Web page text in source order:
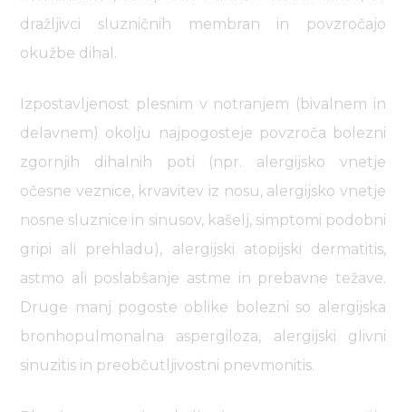
dražljivci sluzničnih membran in povzročajo
okužbe dihal.
Izpostavljenost plesnim v notranjem (bivalnem in
delavnem) okolju najpogosteje povzroča bolezni
zgornjih dihalnih poti (npr. alergijsko vnetje
očesne veznice, krvavitev iz nosu, alergijsko vnetje
nosne sluznice in sinusov, kašelj, simptomi podobni
gripi ali prehladu), alergijski atopijski dermatitis,
astmo ali poslabšanje astme in prebavne težave.
Druge manj pogoste oblike bolezni so alergijska
bronhopulmonalna aspergiloza, alergijski glivni
sinuzitis in preobčutljivostni pnevmonitis.